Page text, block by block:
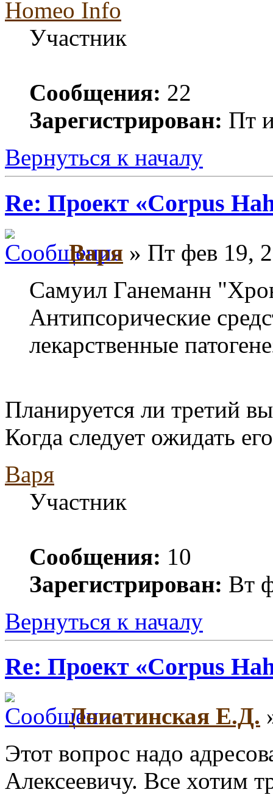
Homeo Info
Участник
Сообщения: 22
Зарегистрирован: Пт
Вернуться к началу
Re: Проект «Corpus
Варя » Пт фев 19,
Самуил Ганеманн
Антипсорические
лекарственные
Планируется ли третий
Когда следует ожидать
Варя
Участник
Сообщения: 10
Зарегистрирован: Вт
Вернуться к началу
Re: Проект «Corpus
Лопатинская Е.Д.
Этот вопрос надо
Алексеевичу. Все хотим